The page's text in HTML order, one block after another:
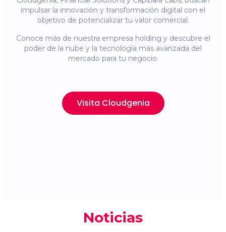
impulsar la innovación y transformación digital con el
objetivo de potencializar tu valor comercial.
Conoce más de nuestra empresa holding y descubre el
poder de la nube y la tecnología más avanzada del
mercado para tu negocio.
Visita Cloudgenia
Noticias